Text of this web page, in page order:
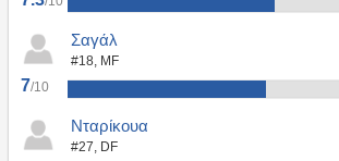
Σαγάλ
#18, MF
7/10
Νταρίκουα
#27, DF